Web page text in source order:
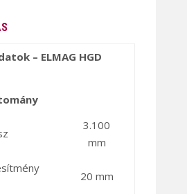
– ELMAG HGD
3.100
mm
20 mm